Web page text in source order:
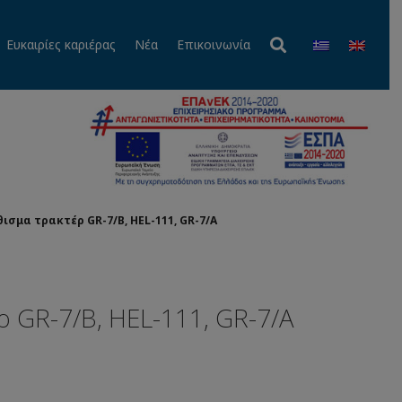
Ευκαιρίες καριέρας Νέα Επικοινωνία
τρακτέρ GR-7/B, HEL-111, GR-7/A
GR-7/B, HEL-111, GR-7/A